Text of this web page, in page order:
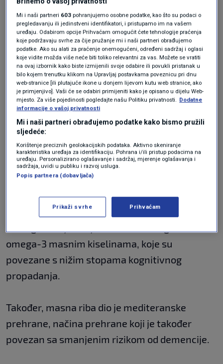
načina života, pišeExpress
Vjeruje se da prehrana može utjecati na vaše
šanse za razvoj demencije.
S tim na umu, stručnjaci potiču ljude da jedu
više ribe.
"Jedite ribu redovito – posebno masne vrste
poput lososa i
Međutim, dodaju: "Pokušajte ograničiti
konzumaciju pohane ili panirane ribe koja
sadrži visoke količine nezdravih masnoća."
omega-3 masnim kiselinama, koje su
povezane s nižim stopama kognitivnog
propadanja.
Također, masna riba dio je mediteranske
prehrane, načina prehrane koji je također
povezan sa smanjenim rizikom od demencije.
Mi i naši partneri 603 pohranjujemo osobne podatke, kao što su podaci o
pregledavanju ili jedinstveni identifikatori, i pristupamo im na vašem
uređaju. Odabirom opcije Prihvaćam omogućit ćete tehnologije praćenja
koje podržavaju svrhe za čije pružanje mi i naši partneri obrađujemo
podatke. Ako su alati za praćenje onemogućeni, određeni sadržaj i oglasi
koje vidite možda više neće biti toliko relevantni za vas. Možete se vratiti
na ovaj izbornik kako biste izmijenili svoje odabire ili povukli pristanak u
bilo kojem trenutku klikom na Upravljaj postavkama poveznicu pri dnu
web-stranice [ili plutajuće ikone u donjem lijevom kutu web stranice, ako
je primjenjivo]. Vaši će se odabiri primijeniti kako je opisano u dijelu Web-
mjesto. Za više pojedinosti pogledajte našu Politiku privatnosti.
Dodatne
informacije o vašoj privatnosti
Mi i naši partneri obrađujemo podatke kako bismo pružili
sljedeće:
Korištenje preciznih geolokacijskih podataka. Aktivno skeniranje
karakteristika uređaja za identifikaciju. Pohrana i/ili pristup podacima na
uređaju. Personalizirano oglašavanje i sadržaj, mjerenje oglašavanja i
sadržaja, uvidi u publiku i razvoj usluga.
Popis partnera (dobavljača)
Prikaži svrhe Prihvaćam